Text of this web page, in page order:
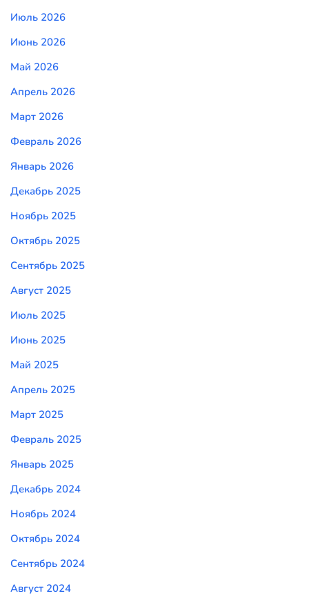
Июль 2026
Июнь 2026
Май 2026
Апрель 2026
Март 2026
Февраль 2026
Январь 2026
Декабрь 2025
Ноябрь 2025
Октябрь 2025
Сентябрь 2025
Август 2025
Июль 2025
Июнь 2025
Май 2025
Апрель 2025
Март 2025
Февраль 2025
Январь 2025
Декабрь 2024
Ноябрь 2024
Октябрь 2024
Сентябрь 2024
Август 2024